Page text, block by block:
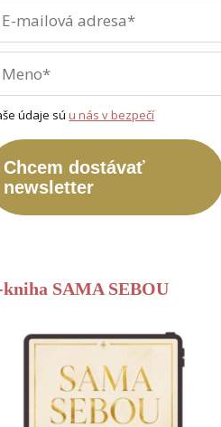
údaje súu nás v bezpečí
Chcem dostávať
newsletter
kniha SAMA SEBOU